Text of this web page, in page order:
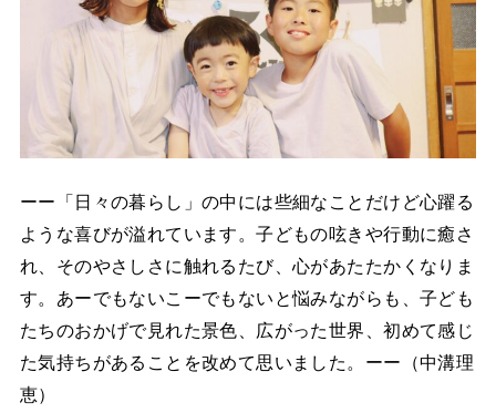
ーー「日々の暮らし」の中には些細なことだけど心躍る
ような喜びが溢れています。子どもの呟きや行動に癒さ
れ、そのやさしさに触れるたび、心があたたかくなりま
す。あーでもないこーでもないと悩みながらも、子ども
たちのおかげで見れた景色、広がった世界、初めて感じ
た気持ちがあることを改めて思いました。ーー（中溝理
恵）